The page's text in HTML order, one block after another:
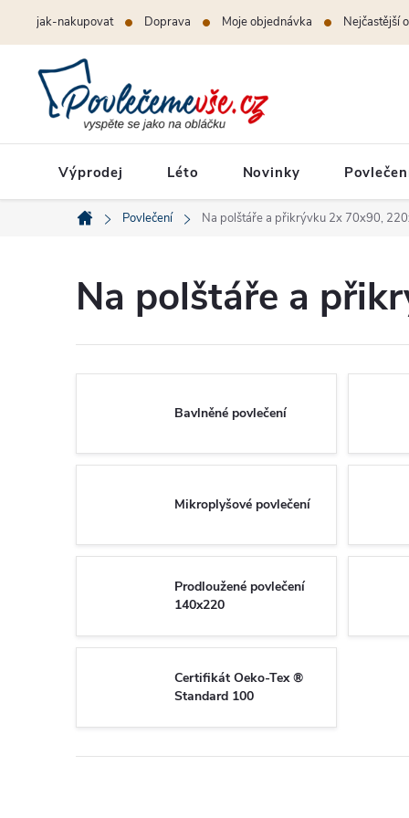
jak-nakupovat Doprava Moje objednávka Nejčastější
Výprodej Léto Novinky
Domů
Povlečení Na polštáře a přikrývku 2x 70x90,
Na polštáře a
Bavlněné povlečení
Mikroplyšové povlečení
Prodloužené povlečení
140x220
Certifikát Oeko-Tex ®
Standard 100